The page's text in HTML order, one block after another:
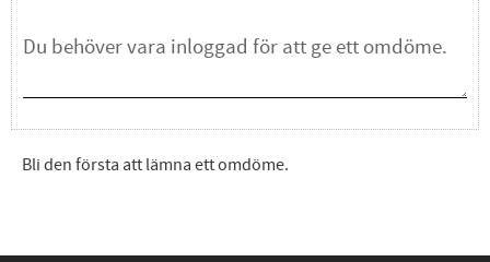
Bli den första att lämna ett omdöme.